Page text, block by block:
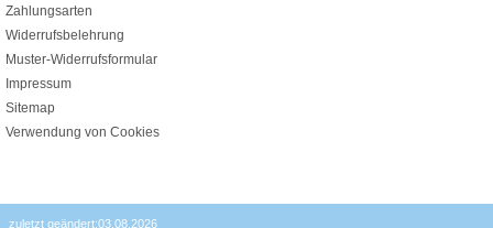
Zahlungsarten
Widerrufsbelehrung
Muster-Widerrufsformular
Impressum
Sitemap
Verwendung von Cookies
zuletzt geändert:03.08.2026